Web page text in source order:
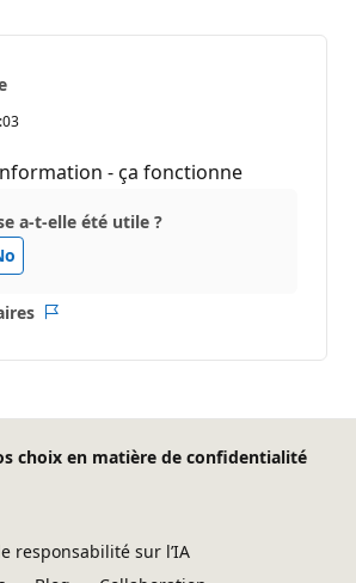
- ça fonctionne
a-t-elle été utile ?
choix en matière de confidentialité
responsabilité sur l’IA